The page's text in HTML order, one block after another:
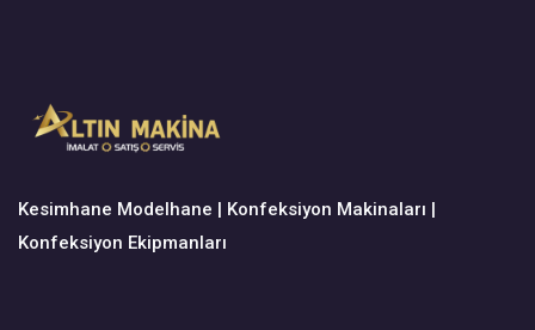
Kesimhane Modelhane | Konfeksiyon Makinaları |
Konfeksiyon Ekipmanları